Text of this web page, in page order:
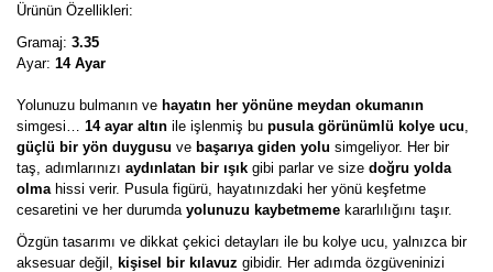
Ürünün Özellikleri:
Gramaj: 3.35
Ayar: 14 Ayar
Yolunuzu bulmanın ve hayatın her yönüne meydan okumanın
simgesi… 14 ayar altın ile işlenmiş bu pusula görünümlü kolye ucu
güçlü bir yön duygusu ve başarıya giden yolu simgeliyor. Her bir
taş, adımlarınızı aydınlatan bir ışık gibi parlar ve size doğru yolda
olma hissi verir. Pusula figürü, hayatınızdaki her yönü keşfetme
cesaretini ve her durumda yolunuzu kaybetmeme kararlılığını taşır.
Özgün tasarımı ve dikkat çekici detayları ile bu kolye ucu, yalnızca bir
aksesuar değil, kişisel bir kılavuz gibidir. Her adımda özgüveninizi